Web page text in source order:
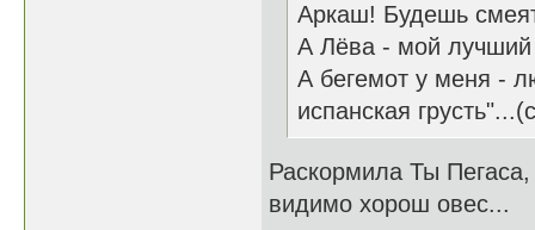
Аркаш! Будешь
А Лёва - мой лучший
А бегемот у меня -
испанская
Раскормила Ты Пегаса,
видимо хорош овес...